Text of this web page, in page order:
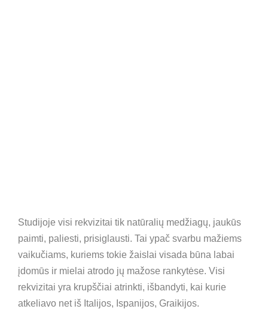
Studijoje visi rekvizitai tik natūralių medžiagų, jaukūs
paimti, paliesti, prisiglausti. Tai ypač svarbu mažiems
vaikučiams, kuriems tokie žaislai visada būna labai
įdomūs ir mielai atrodo jų mažose rankytėse. Visi
rekvizitai yra krupščiai atrinkti, išbandyti, kai kurie
atkeliavo net iš Italijos, Ispanijos, Graikijos.